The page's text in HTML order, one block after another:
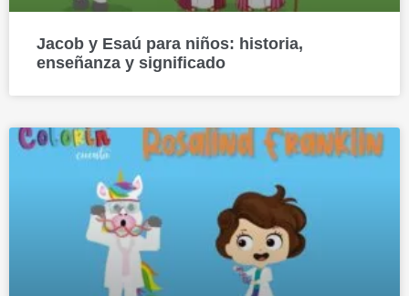
Jacob y Esaú para niños: historia,
enseñanza y significado